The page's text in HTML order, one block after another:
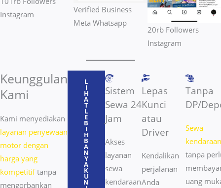
Instagram
Verified Business
Meta Whatsapp
20rb Followers
Instagram
Keunggulan
Kami
Kami menyediakan
layanan penyewaan
motor dengan
harga yang
kompetitiftanpa
mengorbankan
L
I
H
A
T
L
E
B
I
H
B
A
N
Y
A
K
U
N
Sistem
Sewa 24
Jam
Akses
layanan
sewa
kendaraan
Lepas
Kunci
atau
Driver
Kendalikan
perjalanan
Anda
Tanpa
DP/
Sewa
kendaraan
tanpa
uang